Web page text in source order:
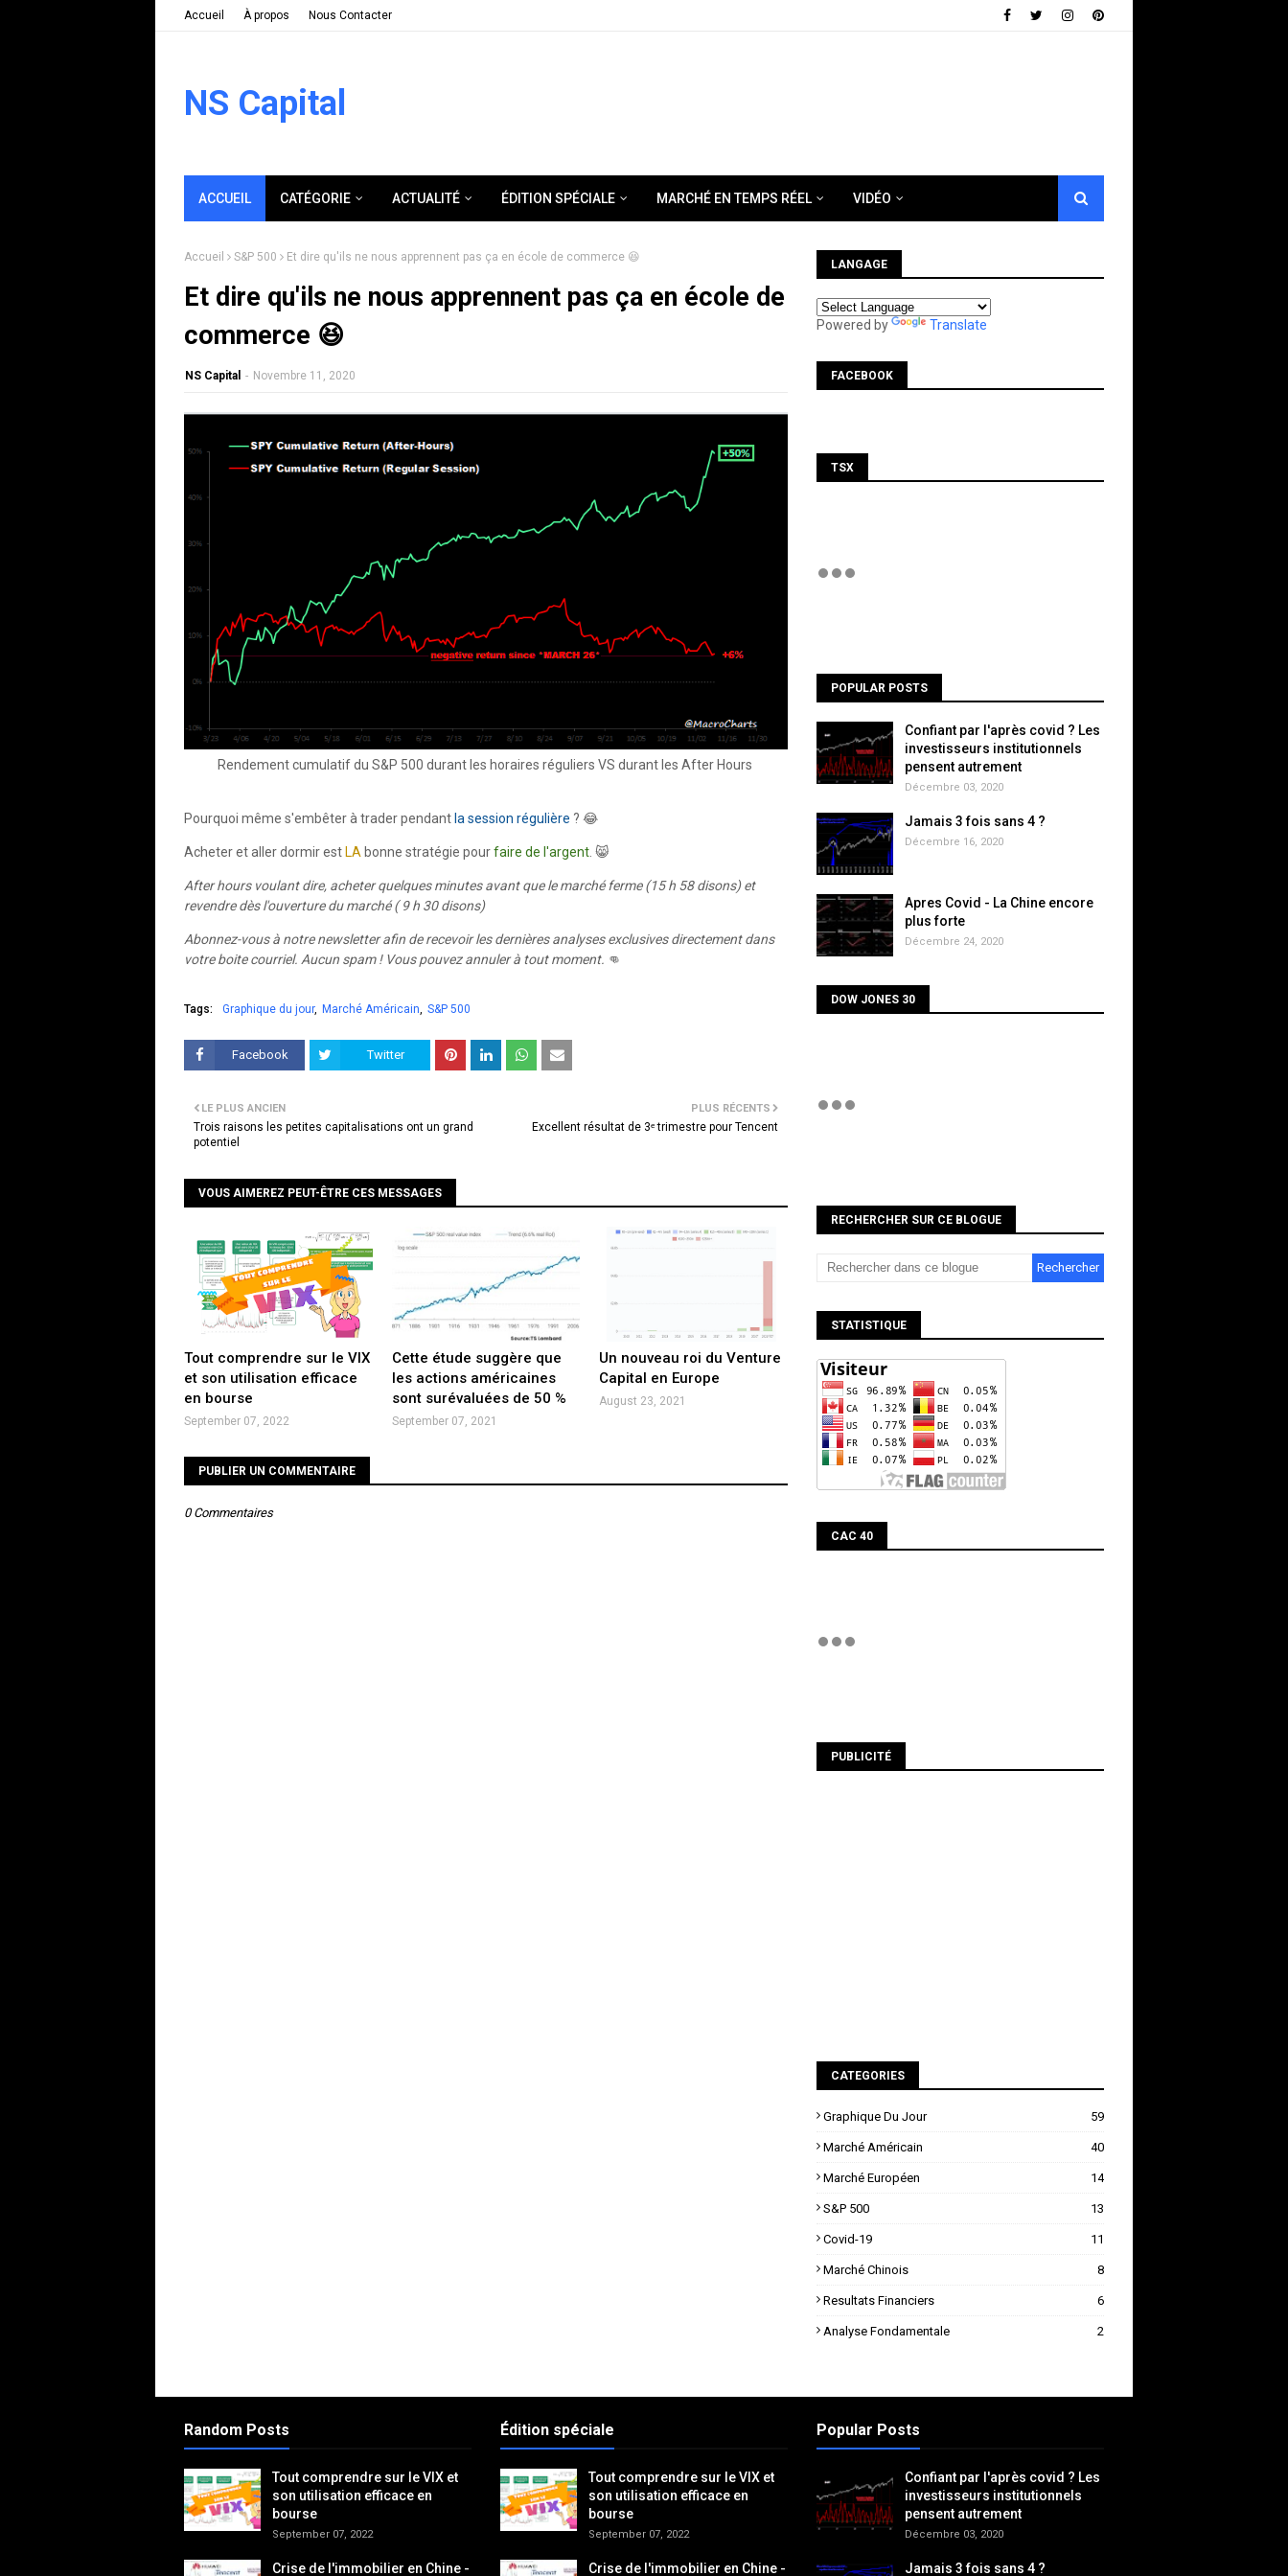
Accueil À propos Nous Contacter
NS Capital
ACCUEIL CATÉGORIE ACTUALITÉ ÉDITION SPÉCIALE MARCHÉ EN TEMPS RÉEL VIDÉO
Accueil S&P 500 Et dire qu'ils ne nous apprennent pas ça en école de commerce 😆
Et dire qu'ils ne nous apprennent pas ça en école de
commerce 😆
NS Capital - Novembre 11, 2020
Rendement cumulatif du S&P 500 durant les horaires réguliers VS durant les After Hours
Pourquoi même s'embêter à trader pendant la session régulière ? 😂
Acheter et aller dormir est LA bonne stratégie pourfaire de l'argent . 😸
After hours voulant dire, acheter quelques minutes avant que le marché ferme (15 h 58 disons) et
revendre dès l'ouverture du marché ( 9 h 30 disons)
Abonnez-vous à notre newsletter afin de recevoir les dernières analyses exclusives directement dans
votre boite courriel. Aucun spam ! Vous pouvez annuler à tout moment. 👊
Tags: Graphique du jour Marché Américain S&P 500
Facebook Twitter
PLUS RÉCENTS
Excellent résultat de 3ᵉ trimestre pour Tencent
LE PLUS ANCIEN
Trois raisons les petites capitalisations ont un grand
potentiel
VOUS AIMEREZ PEUT-ÊTRE CES MESSAGES
Tout comprendre sur le VIX
et son utilisation efficace
en bourse
September 07, 2022
Cette étude suggère que
les actions américaines
sont surévaluées de 50 %
September 07, 2021
Un nouveau roi du Venture
Capital en Europe
August 23, 2021
PUBLIER UN COMMENTAIRE
0 Commentaires
LANGAGE
Powered by Translate
FACEBOOK
TSX
POPULAR POSTS
Confiant par l'après covid ? Les
investisseurs institutionnels
pensent autrement
Décembre 03, 2020
Jamais 3 fois sans 4 ?
Décembre 16, 2020
Apres Covid - La Chine encore
plus forte
Décembre 24, 2020
DOW JONES 30
RECHERCHER SUR CE BLOGUE
STATISTIQUE
CAC 40
PUBLICITÉ
CATEGORIES
Graphique Du Jour 59
Marché Américain 40
Marché Européen 14
S&P 500 13
Covid-19 11
Marché Chinois 8
Resultats Financiers 6
Analyse Fondamentale 2
Random Posts
Tout comprendre sur le VIX et
son utilisation efficace en
bourse
September 07, 2022
Crise de l'immobilier en Chine -
Édition spéciale
Tout comprendre sur le VIX et
son utilisation efficace en
bourse
September 07, 2022
Crise de l'immobilier en Chine -
Popular Posts
Confiant par l'après covid ? Les
investisseurs institutionnels
pensent autrement
Décembre 03, 2020
Jamais 3 fois sans 4 ?